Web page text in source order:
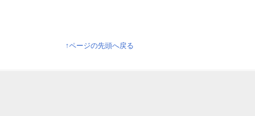
↑ページの先頭へ戻る